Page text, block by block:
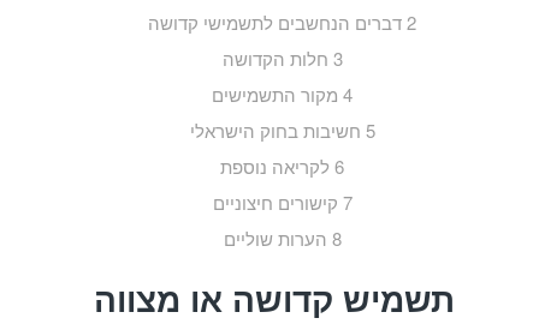
2 דברים הנחשבים לתשמישי קדושה
3 חלות הקדושה
4 מקור התשמישים
5 חשיבות בחוק הישראלי
6 לקריאה נוספת
7 קישורים חיצוניים
8 הערות שוליים
תשמיש קדושה או מצווה